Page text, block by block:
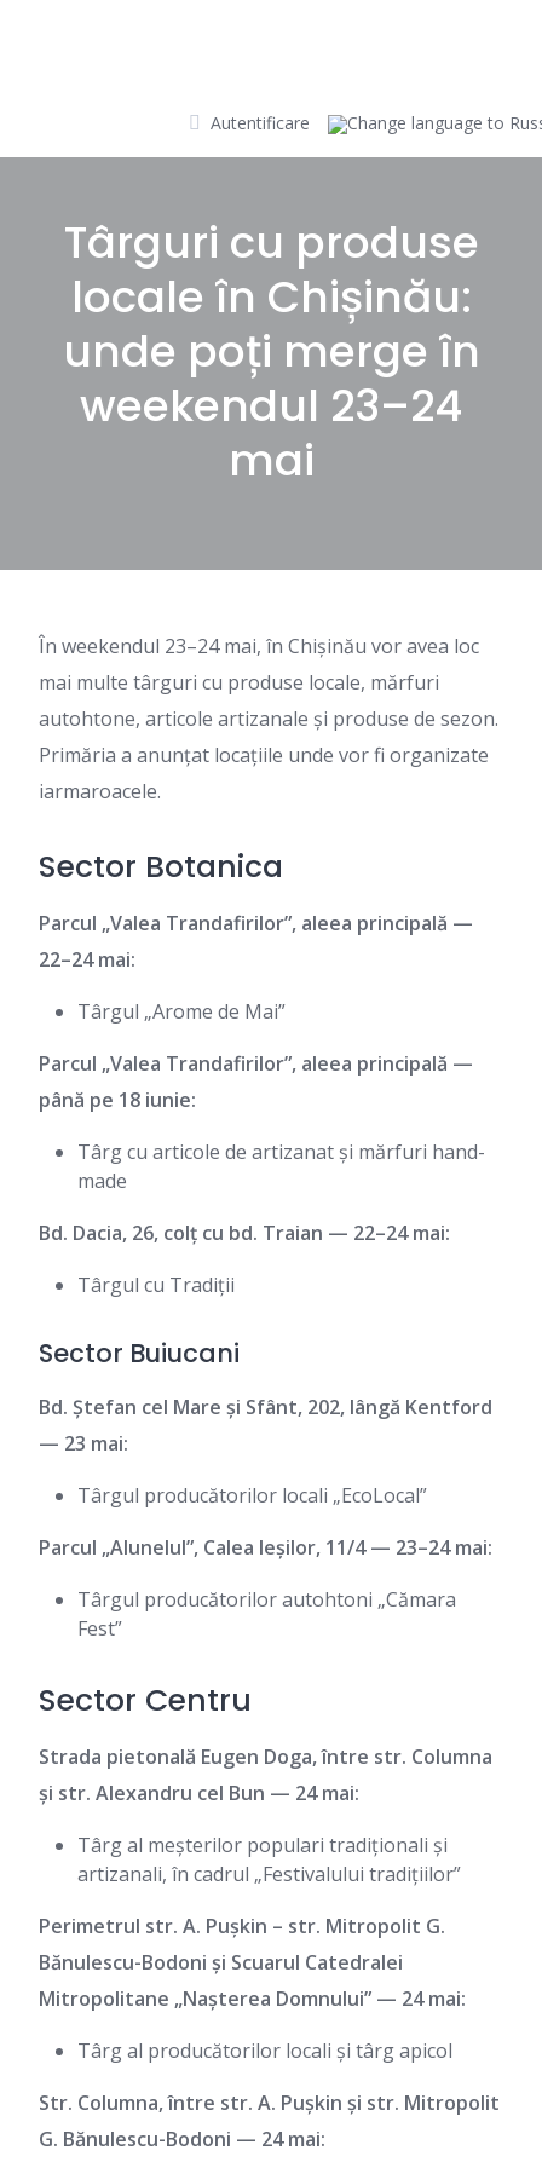
Autentificare
Târguri cu produse
locale în Chișinău:
unde poți merge în
weekendul 23–24
mai
În weekendul 23–24 mai, în Chișinău vor avea loc
mai multe târguri cu produse locale, mărfuri
autohtone, articole artizanale și produse de sezon.
Primăria a anunțat locațiile unde vor fi organizate
iarmaroacele.
Sector Botanica
Parcul „Valea Trandafirilor”, aleea principală —
22–24 mai:
Târgul „Arome de Mai”
Parcul „Valea Trandafirilor”, aleea principală —
până pe 18 iunie:
Târg cu articole de artizanat și mărfuri hand-
made
Bd. Dacia, 26, colț cu bd. Traian — 22–24 mai:
Târgul cu Tradiții
Sector Buiucani
Bd. Ștefan cel Mare și Sfânt, 202, lângă Kentford
— 23 mai:
Târgul producătorilor locali „EcoLocal”
Parcul „Alunelul”, Calea Ieșilor, 11/4 — 23–24 mai:
Târgul producătorilor autohtoni „Cămara
Fest”
Sector Centru
Strada pietonală Eugen Doga, între str. Columna
și str. Alexandru cel Bun — 24 mai:
Târg al meșterilor populari tradiționali și
artizanali, în cadrul „Festivalului tradițiilor”
Perimetrul str. A. Pușkin – str. Mitropolit G.
Bănulescu-Bodoni și Scuarul Catedralei
Mitropolitane „Nașterea Domnului” — 24 mai:
Târg al producătorilor locali și târg apicol
Str. Columna, între str. A. Pușkin și str. Mitropolit
G. Bănulescu-Bodoni — 24 mai: